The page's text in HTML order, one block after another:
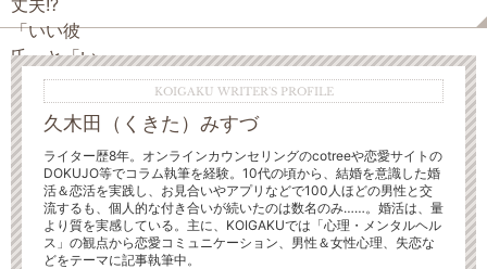
KOIGAKU WRITER'S PROFILE
久木田（くきた）みすづ
ライター歴8年。オンラインカウンセリングのcotreeや恋愛サイトの
DOKUJO等でコラム執筆を経験。10代の頃から、結婚を意識した婚
活＆恋活を実践し、お見合いやアプリなどで100人ほどの男性と交
流するも、個人的な付き合いが続いたのは数名のみ……。婚活は、量
より質を実感している。主に、KOIGAKUでは「心理・メンタルヘル
ス」の観点から恋愛コミュニケーション、男性＆女性心理、失恋な
どをテーマに記事執筆中。